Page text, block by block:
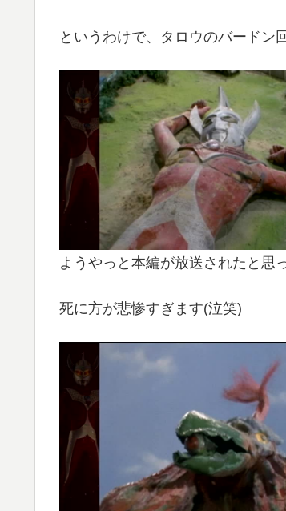
というわけで、タロウのバードン
ようやっと本編が放送されたと
死に方が悲惨すぎます(泣笑)